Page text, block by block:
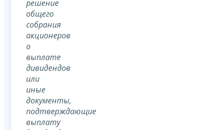
решение
общего
собрания
акционеров
о
выплате
дивидендов
или
иные
документы,
подтверждающие
выплату